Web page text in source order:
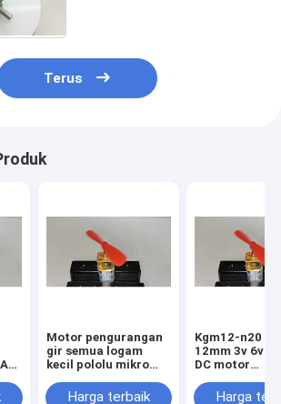
Terus
Motor pengurangan
gir semua logam
kecil pololu mikro
3v 5v 6v 12v 24v n10
Harga terbaik
Kgm12-n20
12mm 3v 6v
DC motor
Harga